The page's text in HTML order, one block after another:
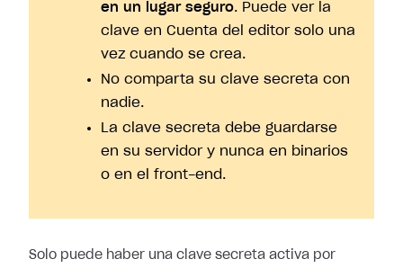
en un lugar seguro. Puede ver la
clave en Cuenta del editor solo una
vez cuando se crea.
No comparta su clave secreta con
nadie.
La clave secreta debe guardarse
en su servidor y nunca en binarios
o en el front-end.
Solo puede haber una clave secreta activa por